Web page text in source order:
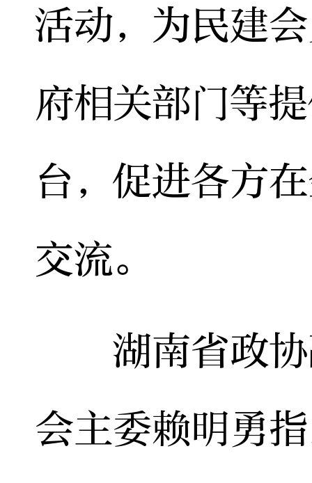
活动，为民建
府相关部门等
台，促进各方
交流。
湖南省政协
会主委赖明勇